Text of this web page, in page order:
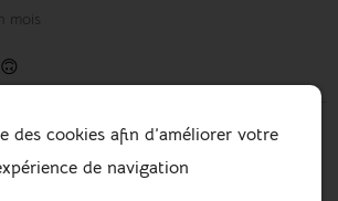
mois
des cookies afin d’améliorer votre
de navigation